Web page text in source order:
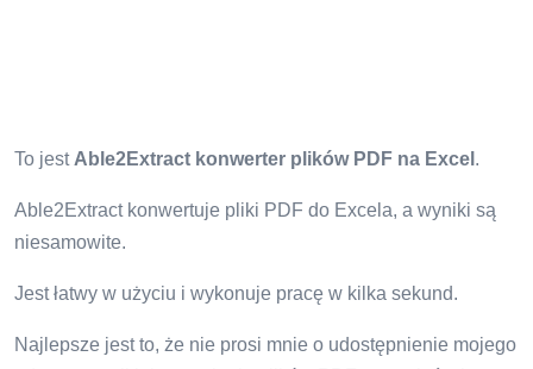
To jest Able2Extract konwerter plików PDF na Excel .
Able2Extract konwertuje pliki PDF do Excela, a wyniki są
niesamowite.
Jest łatwy w użyciu i wykonuje pracę w kilka sekund.
Najlepsze jest to, że nie prosi mnie o udostępnienie mojego